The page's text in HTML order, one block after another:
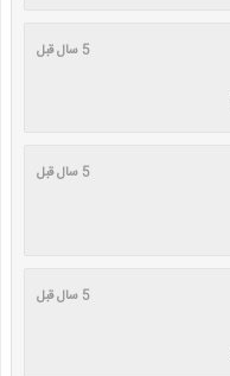
5 سال قبل
5 سال قبل
5 سال قبل